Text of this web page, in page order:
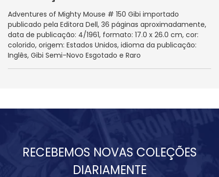
Adventures of Mighty Mouse # 150 Gibi importado
publicado pela Editora Dell, 36 páginas aproximadamente,
data de publicação: 4/1961, formato: 17.0 x 26.0 cm, cor:
colorido, origem: Estados Unidos, idioma da publicação:
Inglês, Gibi Semi-Novo Esgotado e Raro
RECEBEMOS NOVAS COLEÇÕES
DIARIAMENTE